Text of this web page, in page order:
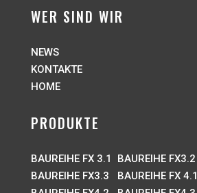
WER SIND WIR
NEWS
KONTAKTE
HOME
PRODUKTE
BAUREIHE FX 3.1
BAUREIHE FX3.2
BAUREIHE FX3.3
BAUREIHE FX 4.1